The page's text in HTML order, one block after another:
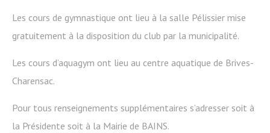
Les cours de gymnastique ont lieu à la salle Pélissier mise
gratuitement à la disposition du club par la municipalité.
Les cours d’aquagym ont lieu au centre aquatique de Brives-
Charensac.
Pour tous renseignements supplémentaires s’adresser soit à
la Présidente soit à la Mairie de BAINS.